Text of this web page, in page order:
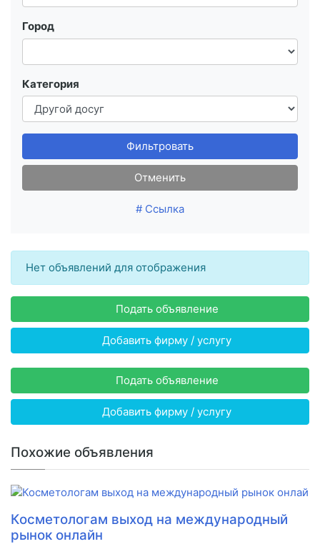
Город
Категория
Фильтровать
Отменить
# Ссылка
Нет объявлений для отображения
Подать объявление
Добавить фирму / услугу
Подать объявление
Добавить фирму / услугу
Похожие объявления
Косметологам выход на международный
рынок онлайн